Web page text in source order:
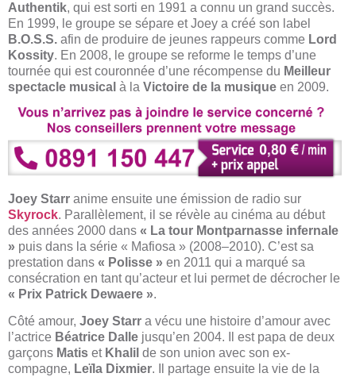
Authentik, qui est sorti en 1991 a connu un grand succès.
En 1999, le groupe se sépare et Joey a créé son label
B.O.S.S. afin de produire de jeunes rappeurs comme Lord
Kossity. En 2008, le groupe se reforme le temps d’une
tournée qui est couronnée d’une récompense du Meilleur
spectacle musical à la Victoire de la musique en 2009.
Joey Starr anime ensuite une émission de radio sur
Skyrock. Parallèlement, il se révèle au cinéma au début
des années 2000 dans « La tour Montparnasse infernale
» puis dans la série « Mafiosa » (2008–2010). C’est sa
prestation dans « Polisse » en 2011 qui a marqué sa
consécration en tant qu’acteur et lui permet de décrocher le
« Prix Patrick Dewaere ».
Côté amour, Joey Starr a vécu une histoire d’amour avec
l’actrice Béatrice Dalle jusqu’en 2004. Il est papa de deux
garçons Matis et Khalil de son union avec son ex-
compagne, Leïla Dixmier. Il partage ensuite la vie de la